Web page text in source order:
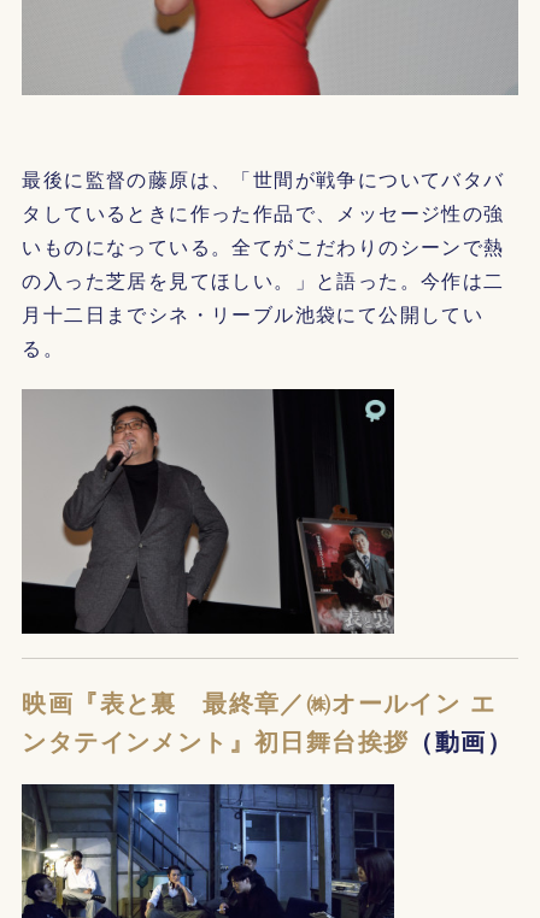
最後に監督の藤原は、「世間が戦争についてバタバ
タしているときに作った作品で、メッセージ性の強
いものになっている。全てがこだわりのシーンで熱
の入った芝居を見てほしい。」と語った。今作は二
月十二日までシネ・リーブル池袋にて公開してい
る。
映画『表と裏 最終章／㈱オールイン エ
ンタテインメント』初日舞台挨拶 （動画）